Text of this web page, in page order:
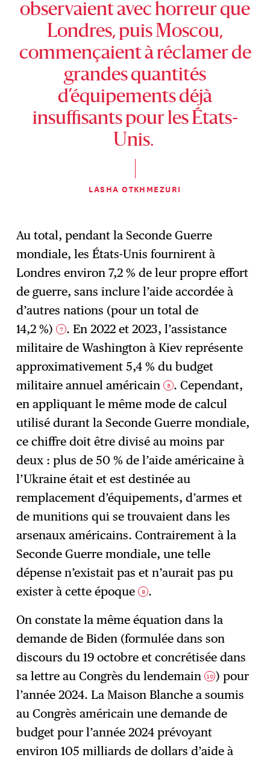
observaient avec horreur que
Londres, puis Moscou,
commençaient à réclamer de
grandes quantités
d’équipements déjà
insuffisants pour les États-
Unis.
LASHA OTKHMEZURI
Au total, pendant la Seconde Guerre
mondiale, les États-Unis fournirent à
Londres environ 7,2 % de leur propre effort
de guerre, sans inclure l’aide accordée à
d’autres nations (pour un total de
14,2 %) 7 . En 2022 et 2023, l’assistance
militaire de Washington à Kiev représente
approximativement 5,4 % du budget
militaire annuel américain 8 . Cependant,
en appliquant le même mode de calcul
utilisé durant la Seconde Guerre mondiale,
ce chiffre doit être divisé au moins par
deux : plus de 50 % de l’aide américaine à
l’Ukraine était et est destinée au
remplacement d’équipements, d’armes et
de munitions qui se trouvaient dans les
arsenaux américains. Contrairement à la
Seconde Guerre mondiale, une telle
dépense n’existait pas et n’aurait pas pu
exister à cette époque 9 .
On constate la même équation dans la
demande de Biden (formulée dans son
discours du 19 octobre et concrétisée dans
sa lettre au Congrès du lendemain10 ) pour
l’année 2024. La Maison Blanche a soumis
au Congrès américain une demande de
budget pour l’année 2024 prévoyant
environ 105 milliards de dollars d’aide à